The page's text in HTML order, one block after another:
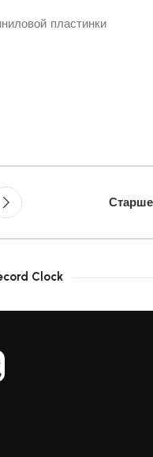
пластинки
Старше
Clock